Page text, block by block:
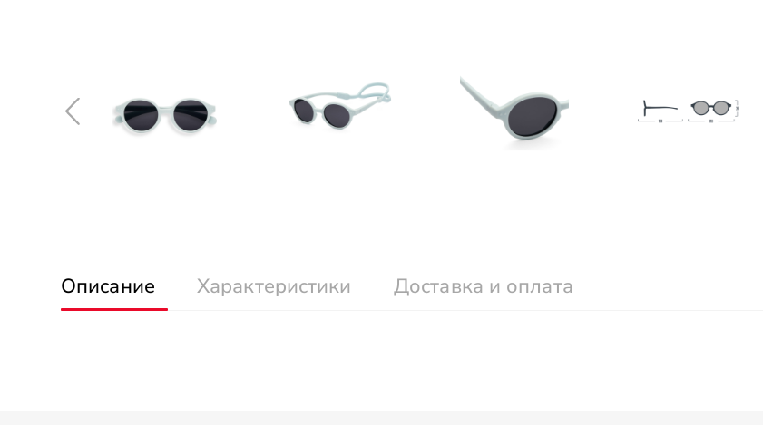
Описание Характеристики Доставка и оплата